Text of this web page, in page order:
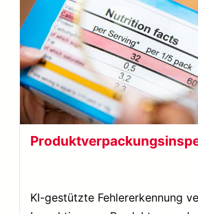
KI-gestützte Fehlererkennung